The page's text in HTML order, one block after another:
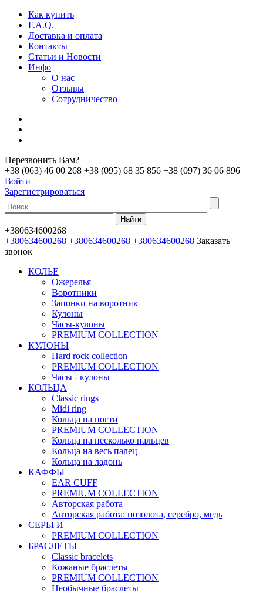
Как купить
F.A.Q.
Доставка и оплата
Контакты
Статьи и Новости
Инфо
О нас
Отзывы
Сотрудничество
Перезвонить Вам?
+38 (063) 46 00 268 +38 (095) 68 35 856 +38 (097) 36 06 896
Войти
Зарегистрироваться
+380634600268
+380634600268 +380634600268 +380634600268 Заказать
звонок
КОЛЬЕ
Ожерелья
Воротники
Запонки на воротник
Кулоны
Часы-кулоны
PREMIUM COLLECTION
КУЛОНЫ
Hard rock collection
PREMIUM COLLECTION
Часы - кулоны
КОЛЬЦА
Classic rings
Midi ring
Кольца на ногти
PREMIUM COLLECTION
Кольца на несколько пальцев
Кольца на весь палец
Кольца на ладонь
КАФФЫ
EAR CUFF
PREMIUM COLLECTION
Авторская работа
Авторская работа: позолота, серебро, медь
СЕРЬГИ
PREMIUM COLLECTION
БРАСЛЕТЫ
Classic bracelets
Кожаные браслеты
PREMIUM COLLECTION
Необычные браслеты